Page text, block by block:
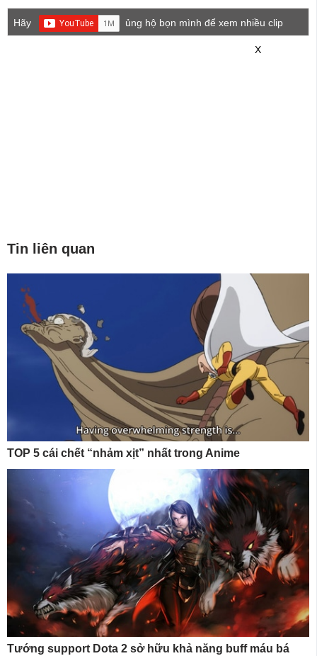
Hãy
ủng hộ bọn mình để xem nhiều clip
X
Tin liên quan
TOP 5 cái chết “nhảm xịt” nhất trong Anime
Tướng support Dota 2 sở hữu khả năng buff máu bá